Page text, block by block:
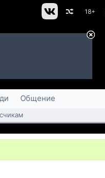
18+
Общение